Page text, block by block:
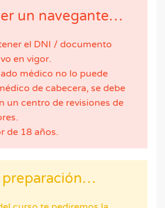
un navegante…
el DNI / documento
en vigor.
médico no lo puede
de cabecera, se debe
un centro de revisiones de
de 18 años.
preparación…